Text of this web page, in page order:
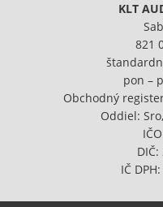
KLT
821
pon –
Obchodný
Oddiel:
IČ